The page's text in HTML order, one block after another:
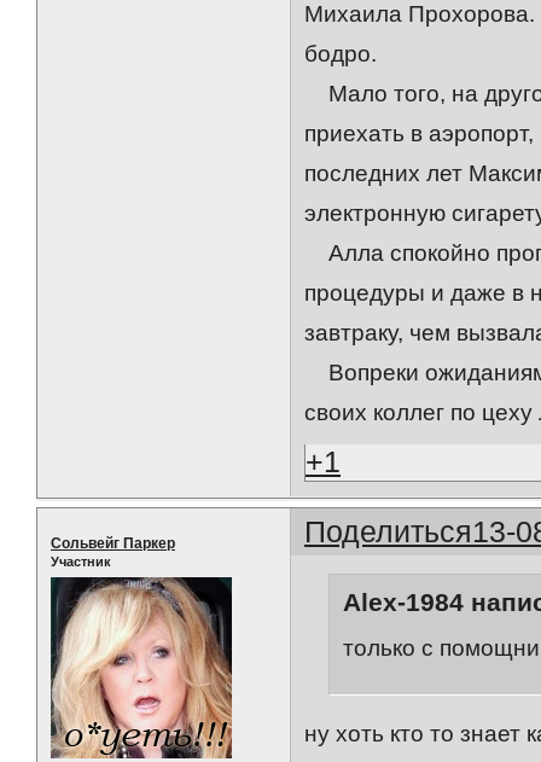
Михаила Прохорова.
бодро.
Мало того, на
приехать в
последних лет
электронную
Алла спокойно
процедуры и даже в
завтраку, чем
Вопреки
своих коллег по
+1
Поделиться13-
Сольвейг Паркер
Участник
Alex-1984
только с
ну хоть кто то знает